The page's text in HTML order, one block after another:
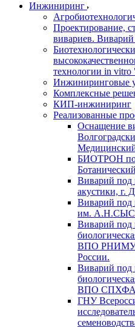
Инжиниринг
Проектирование,
вивариев.
технологии in
Инжиниринговые
Комплексные
КИП-инжиниринг
Реализованные
Оснащение
БИОТРОН
Виварий
акустики, г.
Виварий
им.
Виварий под
ВПО РНИМУ
России.
Виварий под
ВПО СПХФА
ГНУ